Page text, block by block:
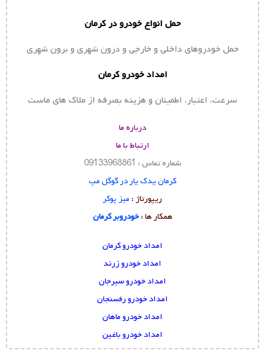
حمل انواع خودرو در کرمان
حمل خودروهای داخلی و خارجی و درون شهری و برون شهری
امداد خودرو کرمان
سرعت، اعتبار، اطمینان و هزینه بصرفه از ملاک های ماست
درباره ما
ارتباط با ما
شماره تماس : 09133968861
کرمان یدک یار در گوگل مپ
ریپورتاژ : میز پوکر
همکار ها :خودروبر کرمان
امداد خودرو کرمان
امداد خودرو زرند
امداد خودرو سیرجان
امداد خودرو رفسنجان
امداد خودرو ماهان
امداد خودرو باغین